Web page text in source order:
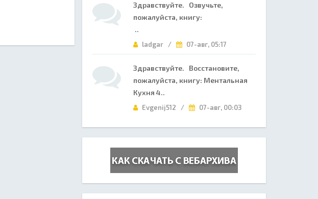
Здравствуйте. Озвучьте,
пожалуйста, книгу:
..
ladgar / 07-авг, 05:17
Здравствуйте. Восстановите,
пожалуйста, книгу: Ментальная
Кухня 4..
Evgenij512 / 07-авг, 00:03